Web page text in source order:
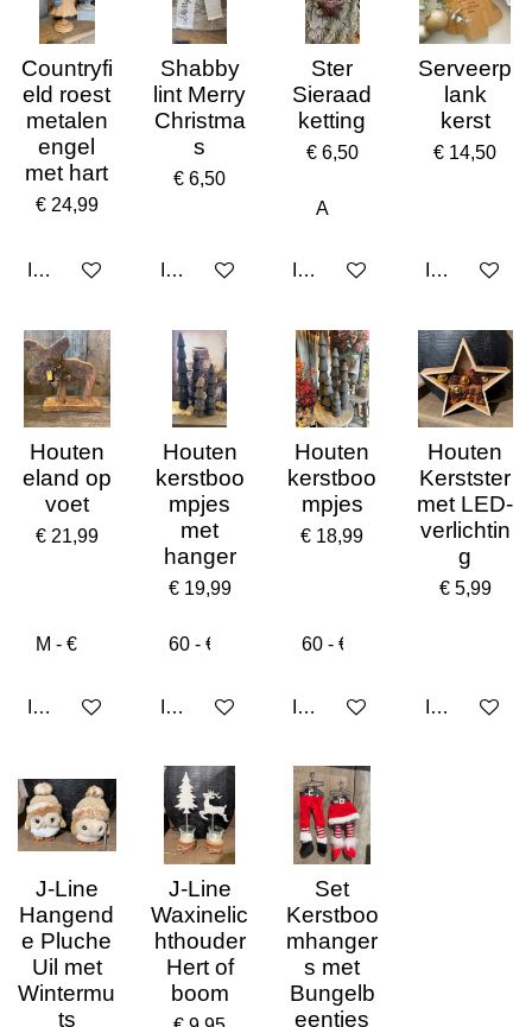
Countryfi
eld roest
metalen
engel
met hart
€ 24,99
In winkelwagen
Shabby
lint Merry
Christma
s
€ 6,50
In winkelwagen
Ster
Sieraad
ketting
€ 6,50
In winkelwagen
Serveerp
lank
kerst
€ 14,50
In
Houten
eland op
voet
€ 21,99
In winkelwagen
Houten
kerstboo
mpjes
met
hanger
€ 19,99
In winkelwagen
Houten
kerstboo
mpjes
€ 18,99
In winkelwagen
Houten
Kerstster
met LED-
verlichtin
g
€ 5,99
In
J-Line
Hangend
e Pluche
Uil met
Wintermu
ts
J-Line
Waxinelic
hthouder
Hert of
boom
Set
Kerstboo
mhanger
s met
Bungelb
eentjes